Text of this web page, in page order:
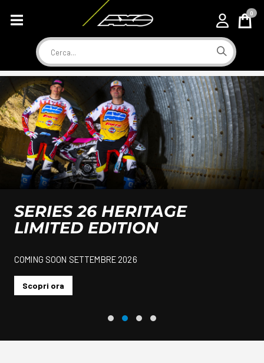
Cerca
Cart
0
GIACCA IN TESSUTO
ARROW
esterne AXO ed interno trapuntato removibile.
Acquista ora